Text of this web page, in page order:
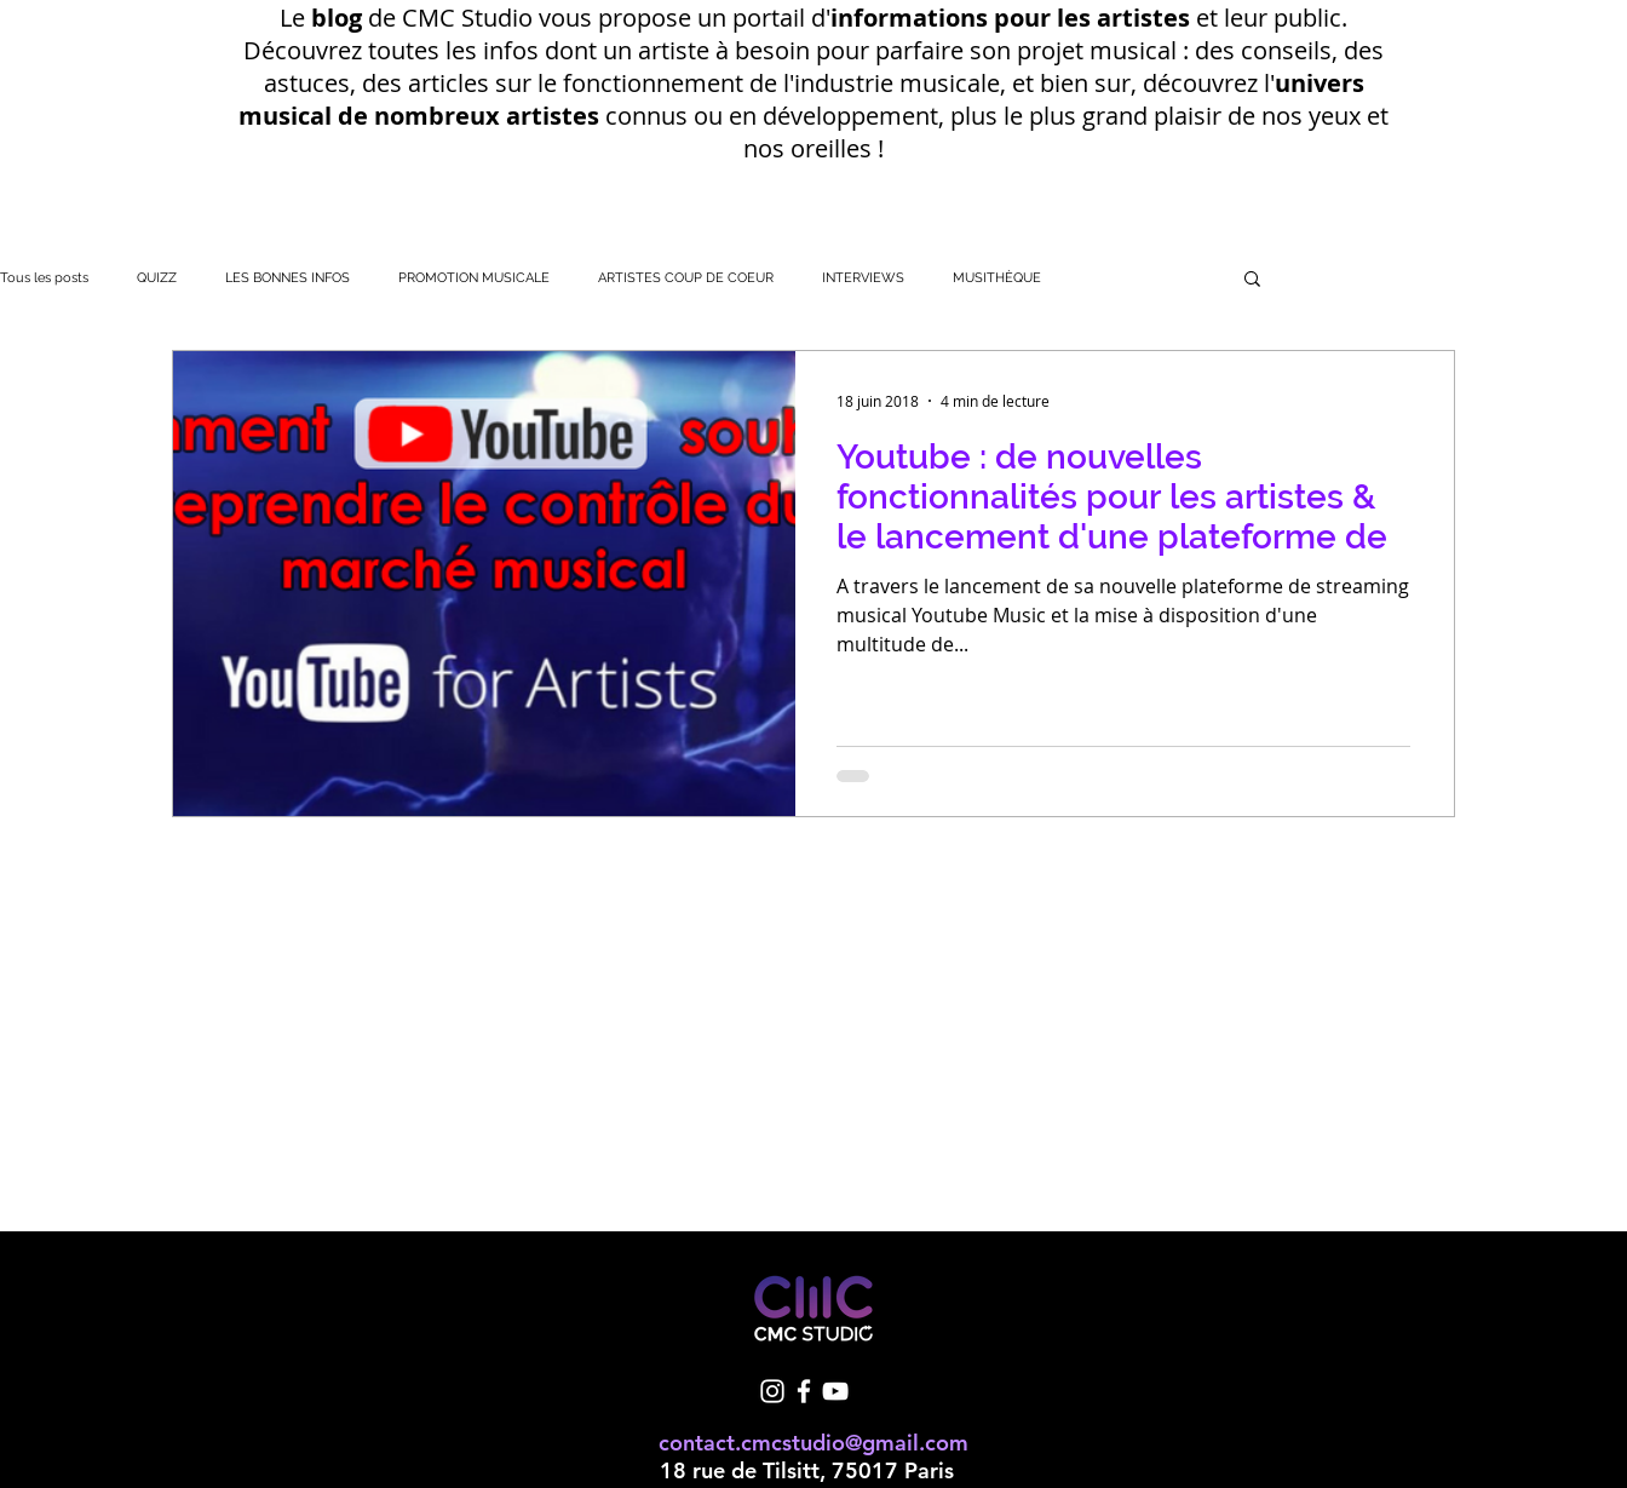
Le blog de CMC Studio vous propose un portail d'informations pour les artistes et leur public.
Découvrez toutes les infos dont un artiste à besoin pour parfaire son projet musical : des conseils, des
astuces, des articles sur le fonctionnement de l'industrie musicale, et bien sur, découvrez l'univers
musical de nombreux artistes connus ou en développement, plus le plus grand plaisir de nos yeux et
nos oreilles !
Tous les posts QUIZZ LES BONNES INFOS PROMOTION MUSICALE ARTISTES COUP DE COEUR INTERVIEWS MUSITHÈQUE
CONSEILS SUR UN ENREGISTREMENT EN S
Youtube : de nouvelles
fonctionnalités pour les artistes &
le lancement d'une plateforme de
A travers le lancement de sa nouvelle plateforme de streaming
musical Youtube Music et la mise à disposition d'une
multitude de...
18 juin 2018 4 min de lecture
contact.cmcstudio@gmail.com
18 rue de Tilsitt, 75017 Paris